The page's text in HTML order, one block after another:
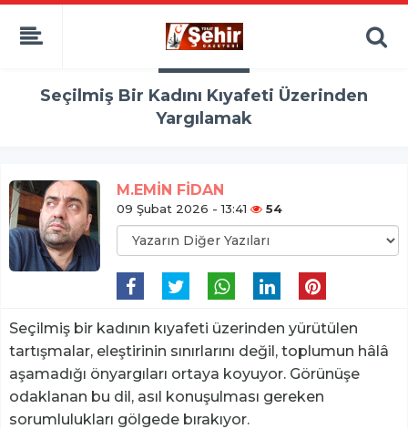
Seçilmiş Bir Kadını Kıyafeti Üzerinden
Yargılamak
M.EMİN FİDAN
09 Şubat 2026 - 13:41 54
Seçilmiş bir kadının kıyafeti üzerinden yürütülen
tartışmalar, eleştirinin sınırlarını değil, toplumun hâlâ
aşamadığı önyargıları ortaya koyuyor. Görünüşe
odaklanan bu dil, asıl konuşulması gereken
sorumlulukları gölgede bırakıyor.